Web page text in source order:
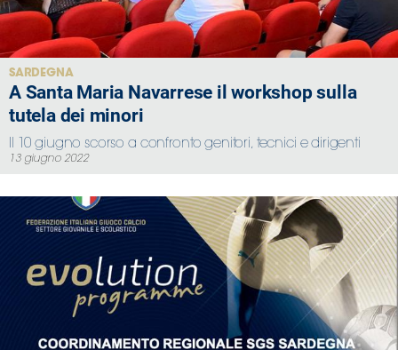
SARDEGNA
A Santa Maria Navarrese il workshop sulla
tutela dei minori
Il 10 giugno scorso a confronto genitori, tecnici e dirigenti
13 giugno 2022